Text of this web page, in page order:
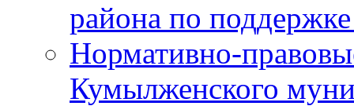
района по
Нормативно-
Кумылженского